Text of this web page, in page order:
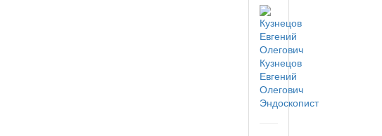
Кузнецов
Евгений
Олегович
Эндоскопист